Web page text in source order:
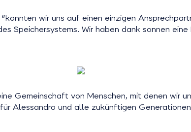
wir uns auf einen einzigen
Speichersystems. Wir haben dank sonnen
Gemeinschaft von Menschen, mit denen wir
Alessandro und alle zukünftigen